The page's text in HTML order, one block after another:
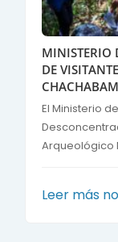
MINISTERIO
DE
El Ministerio
Arqueológico
Leer más